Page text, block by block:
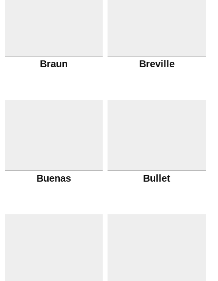
Braun Breville
Buenas Bullet